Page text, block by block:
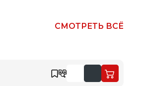
СМОТРЕТЬ ВСЁ